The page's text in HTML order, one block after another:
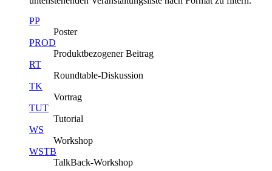
PP
Poster
PROD
Produktbezogener Beitrag
RT
Roundtable-Diskussion
TK
Vortrag
TUT
Tutorial
WS
Workshop
WSTB
TalkBack-Workshop